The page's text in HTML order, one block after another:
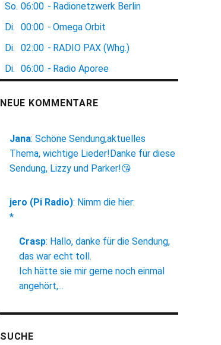
So. 06:00 - Radionetzwerk Berlin
Di. 00:00 - Omega Orbit
Di. 02:00 - RADIO PAX (Whg.)
Di. 06:00 - Radio Aporee
NEUE KOMMENTARE
Jana: Schöne Sendung,aktuelles
Thema, wichtige Lieder!Danke für diese
Sendung, Lizzy und Parker!😘
jero (Pi Radio): Nimm die hier:
*
Crasp: Hallo, danke für die Sendung,
das war echt toll.
Ich hätte sie mir gerne noch einmal
angehört,...
SUCHE